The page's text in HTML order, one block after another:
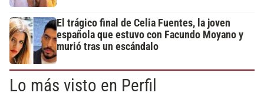
El trágico final de Celia Fuentes, la joven
española que estuvo con Facundo Moyano y
murió tras un escándalo
Lo más visto en Perfil